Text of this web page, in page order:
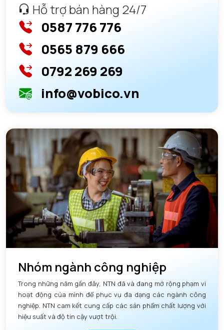
Hỗ trợ bán hàng 24/7
0587 776 776
0565 879 666
0792 269 269
info@vobico.vn
Nhóm ngành công nghiệp
Trong những năm gần đây, NTN đã và đang mở rộng phạm vi
hoạt động của mình để phục vụ đa dạng các ngành công
nghiệp. NTN cam kết cung cấp các sản phẩm chất lượng với
hiệu suất và độ tin cậy vượt trội.